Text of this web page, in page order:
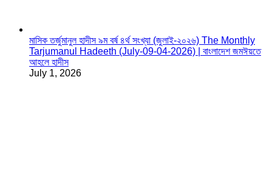
মাসিক তর্জুমানুল হাদীস ৯ম বর্ষ ৪র্থ সংখ্যা (জুলাই-২০২৬) The Monthly
Tarjumanul Hadeeth (July-09-04-2026) | বাংলাদেশ জমঈয়তে
আহলে হাদীস
July 1, 2026